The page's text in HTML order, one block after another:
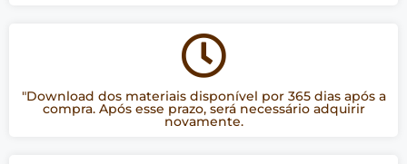
"Download dos materiais disponível por 365 dias após a
compra. Após esse prazo, será necessário adquirir
novamente.